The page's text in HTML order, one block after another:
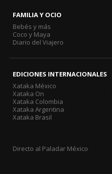
FAMILIA Y OCIO
Bebés y más
Coco y Maya
Diario del Viajero
EDICIONES INTERNACIONALES
Xataka México
Xataka On
Xataka Colombia
Xataka Argentina
Xataka Brasil
Directo al Paladar México